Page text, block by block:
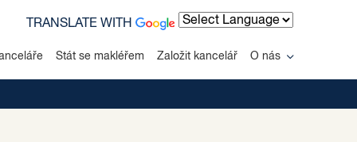
Stát se makléřem Založit kancelář O nás
TRANSLATE WITH